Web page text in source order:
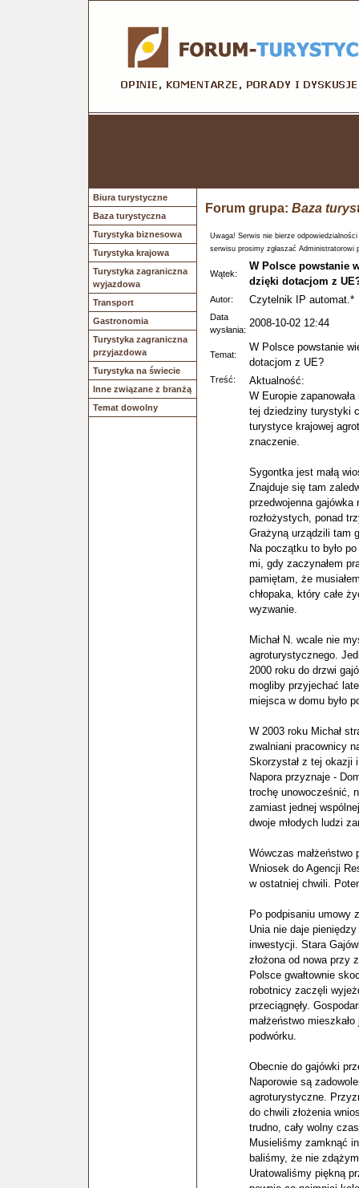
Biura turystyczne
Baza turystyczna
Turystyka biznesowa
Turystyka krajowa
Turystyka zagraniczna
wyjazdowa
Transport
Gastronomia
Turystyka zagraniczna
przyjazdowa
Turystyka na świecie
Inne związane z branżą
Temat dowolny
Forum grupa: Baza
Uwaga! Serwis nie bierze
serwisu prosimy zgłaszać Administratorowi
Wątek:
W Polsce powstanie
dzięki dotacjom z
Autor: Czytelnik IP automat.*
Data
wysłania:
2008-10-02 12:44
Temat:
W Polsce powstanie
dotacjom z UE?
Treść:
Aktualność:
W Europie
tej dziedziny turystyki
turystyce krajowej
znaczenie.
Sygontka jest małą
Znajduje się tam
przedwojenna
rozłożystych, ponad
Grażyną urządzili tam
Na początku to było
mi, gdy zaczynałem
pamiętam, że
chłopaka, który całe
wyzwanie.
Michał N. wcale nie
agroturystycznego.
2000 roku do drzwi
mogliby przyjechać
miejsca w domu było
W 2003 roku Michał
zwalniani pracownicy
Skorzystał z tej okazji
Napora przyznaje -
trochę unowocześnić,
zamiast jednej
dwoje młodych ludzi
Wówczas małżeństwo
Wniosek do Agencji
w ostatniej chwili.
Po podpisaniu umowy
Unia nie daje
inwestycji. Stara
złożona od nowa przy
Polsce gwałtownie
robotnicy zaczęli
przeciągnęły.
małżeństwo
podwórku.
Obecnie do gajówki
Naporowie są
agroturystyczne.
do chwili złożenia
trudno, cały wolny
Musieliśmy zamknąć
baliśmy, że nie
Uratowaliśmy piękną